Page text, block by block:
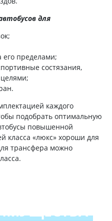
для
его пределами;
состязания,
каждого
подобрать оптимальную
повышенной
класса «люкс» хороши для
трансфера можно